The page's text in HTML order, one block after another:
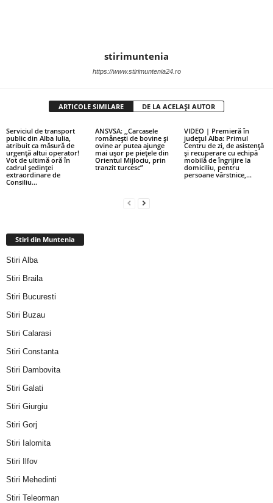
stirimuntenia
https://www.stirimuntenia24.ro
ARTICOLE SIMILARE DE LA ACELAȘI AUTOR
Serviciul de transport
public din Alba Iulia,
atribuit ca măsură de
urgență altui operator!
Vot de ultimă oră în
cadrul ședinței
extraordinare de
Consiliu...
ANSVSA: ,,Carcasele
românești de bovine și
ovine ar putea ajunge
mai ușor pe piețele din
Orientul Mijlociu, prin
tranzit turcesc”
VIDEO | Premieră în
județul Alba: Primul
Centru de zi, de asistență
și recuperare cu echipă
mobilă de îngrijire la
domiciliu, pentru
persoane vârstnice,...
Stiri din Muntenia
Stiri Alba
Stiri Braila
Stiri Bucuresti
Stiri Buzau
Stiri Calarasi
Stiri Constanta
Stiri Dambovita
Stiri Galati
Stiri Giurgiu
Stiri Gorj
Stiri Ialomita
Stiri Ilfov
Stiri Mehedinti
Stiri Teleorman